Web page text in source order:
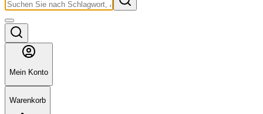
Mein Konto
Warenkorb